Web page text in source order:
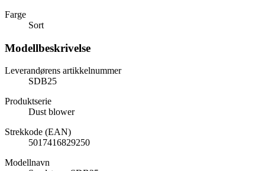
Farge
Sort
Modellbeskrivelse
Leverandørens artikkelnummer
SDB25
Produktserie
Dust blower
Strekkode (EAN)
5017416829250
Modellnavn